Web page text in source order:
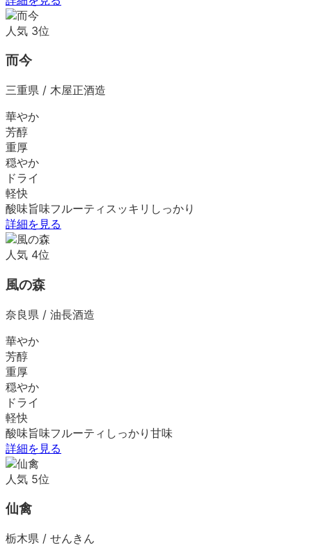
人気 3位
而今
三重県 / 木屋正酒造
華やか
芳醇
重厚
穏やか
ドライ
軽快
酸味旨味フルーティ スッキリ しっかり
詳細を見る
人気 4位
風の森
奈良県 / 油長酒造
華やか
芳醇
重厚
穏やか
ドライ
軽快
酸味旨味フルーティ しっかり 甘味
詳細を見る
人気 5位
仙禽
栃木県 / せんきん